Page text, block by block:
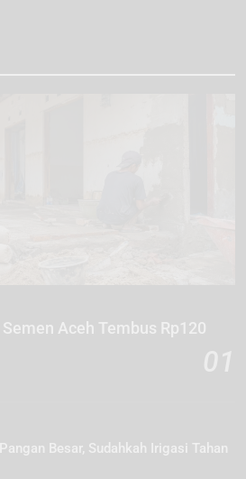
Aceh Tembus Rp120
Besar, Sudahkah Irigasi Tahan